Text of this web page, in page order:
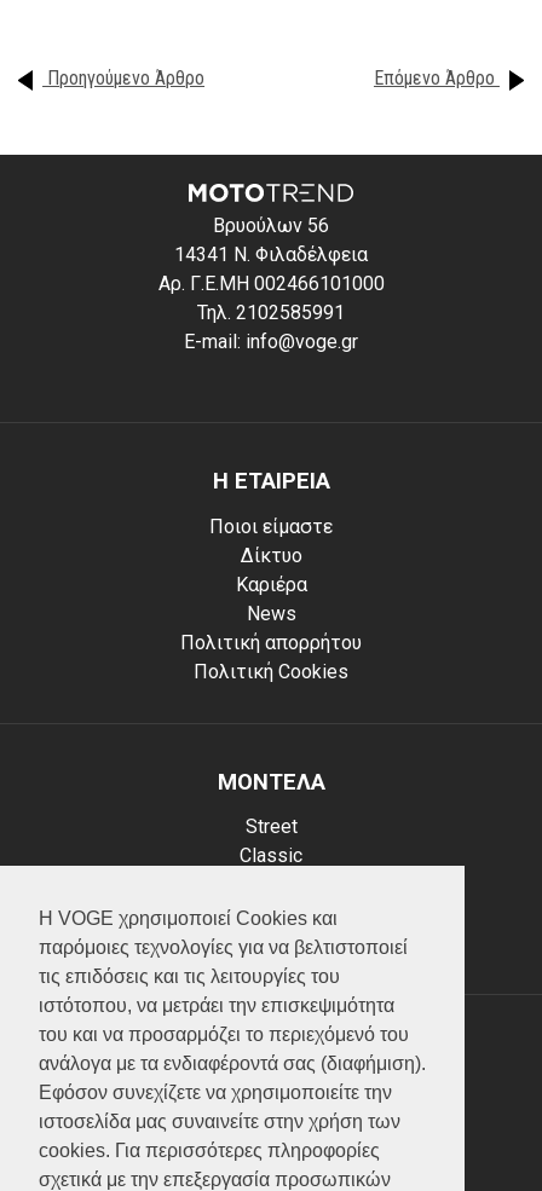
Η VOGE χρησιμοποιεί Cookies και
παρόμοιες τεχνολογίες για να βελτιστοποιεί
τις επιδόσεις και τις λειτουργίες του
ιστότοπου, να μετράει την επισκεψιμότητα
του και να προσαρμόζει το περιεχόμενό του
ανάλογα με τα ενδιαφέροντά σας (διαφήμιση).
Εφόσον συνεχίζετε να χρησιμοποιείτε την
ιστοσελίδα μας συναινείτε στην χρήση των
cookies. Για περισσότερες πληροφορίες
σχετικά με την επεξεργασία προσωπικών
Προηγούμενο Άρθρο Επόμενο Άρθρο
Βρυούλων 56
14341 Ν. Φιλαδέλφεια
Αρ. Γ.Ε.ΜΗ 002466101000
Τηλ. 2102585991
E-mail: info@voge.gr
Η ΕΤΑΙΡΕΙΑ
Ποιοι είμαστε
Δίκτυο
Καριέρα
News
Πολιτική απορρήτου
Πολιτική Cookies
ΜΟΝΤΕΛΑ
Street
Classic
Scooter
ATV (Loncin)
ΥΠΗΡΕΣΙΕΣ
Test ride
Επικοινωνία
Service
Κατάλογος